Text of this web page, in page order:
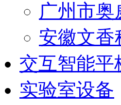
广州市
安徽文香
交互智能平
实验室设备